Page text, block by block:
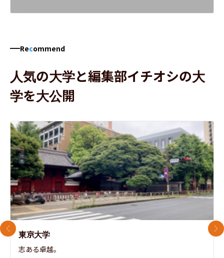
Recommend
人気の大学と編集部イチオシの大
学を大公開
東京大学
志ある卓越。
前のスライド 次